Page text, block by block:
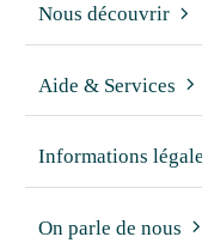
Nous découvrir
Aide & Services
Informations
On parle de nous